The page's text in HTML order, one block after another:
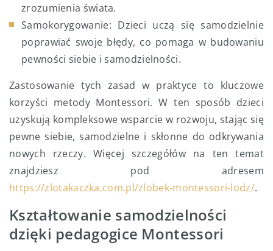
zrozumienia świata.
Samokorygowanie: Dzieci uczą się samodzielnie
poprawiać swoje błędy, co pomaga w budowaniu
pewności siebie i samodzielności.
Zastosowanie tych zasad w praktyce to kluczowe
korzyści metody Montessori. W ten sposób dzieci
uzyskują kompleksowe wsparcie w rozwoju, stając się
pewne siebie, samodzielne i skłonne do odkrywania
nowych rzeczy. Więcej szczegółów na ten temat
znajdziesz pod adresem
https://zlotakaczka.com.pl/zlobek-montessori-lodz/.
Kształtowanie samodzielności
dzięki pedagogice Montessori